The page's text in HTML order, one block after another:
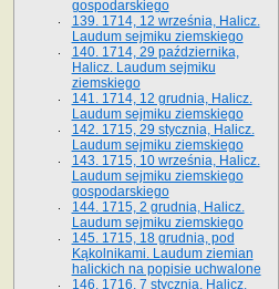
gospodarskiego
139. 1714, 12 września, Halicz.
Laudum sejmiku ziemskiego
140. 1714, 29 października,
Halicz. Laudum sejmiku
ziemskiego
141. 1714, 12 grudnia, Halicz.
Laudum sejmiku ziemskiego
142. 1715, 29 stycznia, Halicz.
Laudum sejmiku ziemskiego
143. 1715, 10 września, Halicz.
Laudum sejmiku ziemskiego
gospodarskiego
144. 1715, 2 grudnia, Halicz.
Laudum sejmiku ziemskiego
145. 1715, 18 grudnia, pod
Kąkolnikami. Laudum ziemian
halickich na popisie uchwalone
146. 1716, 7 stycznia, Halicz.